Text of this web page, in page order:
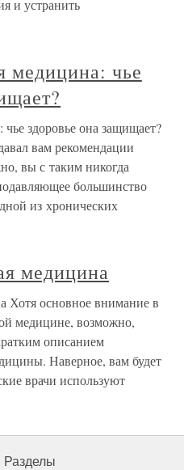
и устранить
медицина: чье
здоровье она защищает?
вам рекомендации
вы с таким никогда
большинство
из хронических
медицина
Хотя основное внимание в
медицине, возможно,
описанием
Наверное, вам будет
врачи используют
Разделы